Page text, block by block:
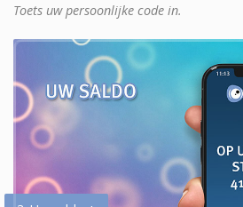
Toets uw persoonlijke code in.